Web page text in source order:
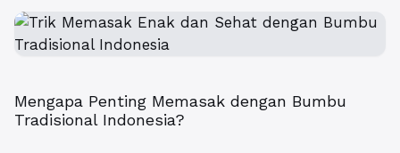
Mengapa Penting Memasak dengan Bumbu
Tradisional Indonesia?